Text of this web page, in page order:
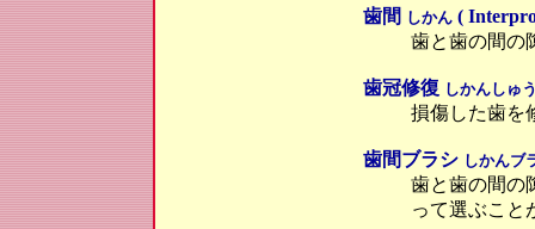
歯間 しかん (
歯と歯の間の
歯冠修復 しかんしゅ
損傷した歯を
歯間ブラシ しかんブ
歯と歯の間の
って選ぶこと